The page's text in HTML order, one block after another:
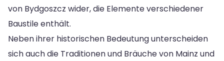
von Bydgoszcz wider, die Elemente verschiedener
Baustile enthält.
Neben ihrer historischen Bedeutung unterscheiden
sich auch die Traditionen und Bräuche von Mainz und